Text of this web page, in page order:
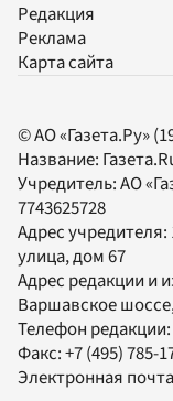
Редакция
Реклама
Карта сайта
© АО «Газета.Ру»
Название:
Учредитель:АО
7743625728
Адрес
улица, дом 67
Адрес редакции и
Варшавское
Телефон редакции:
Факс:+7 (495) 785-
Электронная